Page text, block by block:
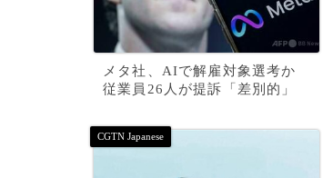
メタ社、AIで解雇対象選考か
従業員26人が提訴「差別的」